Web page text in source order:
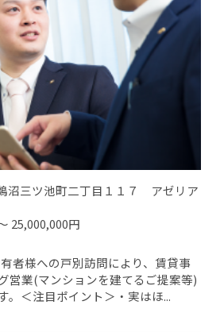
沼三ツ池町二丁目１１７ アゼリア
25,000,000円
有者様への戸別訪問により、賃貸事
営業(マンションを建てるご提案等)
。＜注目ポイント＞・実はほ...